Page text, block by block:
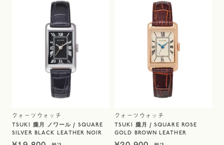
クォーツウォッチ
TSUKI 朧月 ノワール / SQUARE
SILVER BLACK LEATHER NOIR
クォーツウォッチ
TSUKI 朧月 / SQUARE ROSE
GOLD BROWN LEATHER